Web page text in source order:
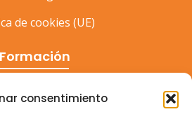
consentimiento
de cookies (UE)
Formación